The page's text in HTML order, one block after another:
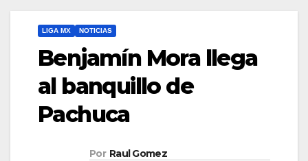
LIGA MX NOTICIAS
Benjamín Mora llega
al banquillo de
Pachuca
Por Raul Gomez